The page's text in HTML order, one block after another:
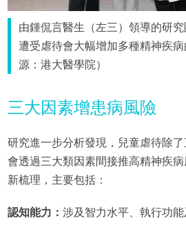
由鍾侃言醫生（左三）領導的研
遭受虐待會大幅增加多種精神疾
源：港大醫學院）
三大因素增患病風險
研究進一步分析發現，兒童虐待除
會透過三大類因素間接推高精神疾
新梳理，主要包括：
認知能力： 涉及智力水平、執行功能